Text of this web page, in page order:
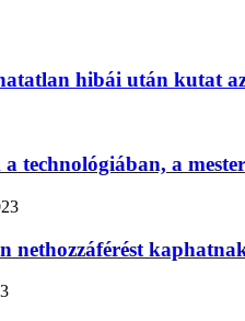
hibái után kutat
technológiában, a
nethozzáférést